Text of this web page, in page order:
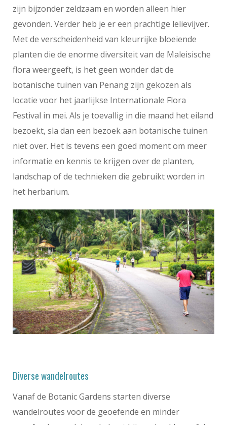
zijn bijzonder zeldzaam en worden alleen hier
gevonden. Verder heb je er een prachtige lelievijver.
Met de verscheidenheid van kleurrijke bloeiende
planten die de enorme diversiteit van de Maleisische
flora weergeeft, is het geen wonder dat de
botanische tuinen van Penang zijn gekozen als
locatie voor het jaarlijkse Internationale Flora
Festival in mei. Als je toevallig in die maand het eiland
bezoekt, sla dan een bezoek aan botanische tuinen
niet over. Het is tevens een goed moment om meer
informatie en kennis te krijgen over de planten,
landschap of de technieken die gebruikt worden in
het herbarium.
Diverse wandelroutes
Vanaf de Botanic Gardens starten diverse
wandelroutes voor de geoefende en minder